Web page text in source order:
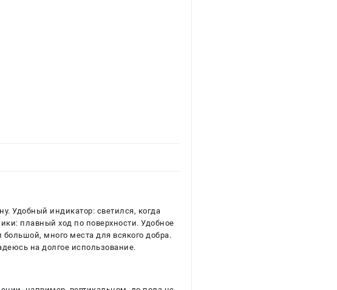
Удобный индикатор: светился, когда
плавный ход по поверхности. Удобное
много места для всякого добра.
на долгое использование.